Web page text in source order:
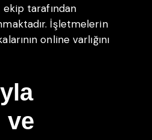
tarafından
İşletmelerin
online varlığını
ve